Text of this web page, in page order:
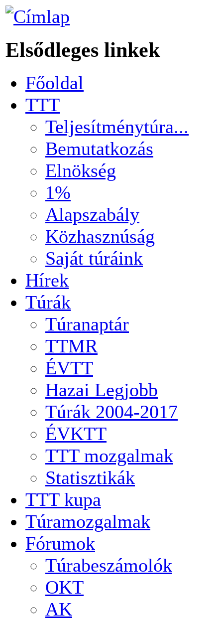
Elsődleges linkek
Főoldal
TTT
Teljesítménytúra...
Bemutatkozás
Elnökség
1%
Alapszabály
Közhasznúság
Saját túráink
Hírek
Túrák
Túranaptár
TTMR
ÉVTT
Hazai Legjobb
Túrák 2004-2017
ÉVKTT
TTT mozgalmak
Statisztikák
TTT kupa
Túramozgalmak
Fórumok
Túrabeszámolók
OKT
AK